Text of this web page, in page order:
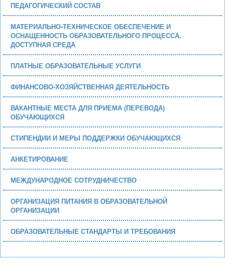
ПЕДАГОГИЧЕСКИЙ СОСТАВ
МАТЕРИАЛЬНО-ТЕХНИЧЕСКОЕ ОБЕСПЕЧЕНИЕ И
ОСНАЩЕННОСТЬ ОБРАЗОВАТЕЛЬНОГО ПРОЦЕССА.
ДОСТУПНАЯ СРЕДА
ПЛАТНЫЕ ОБРАЗОВАТЕЛЬНЫЕ УСЛУГИ
ФИНАНСОВО-ХОЗЯЙСТВЕННАЯ ДЕЯТЕЛЬНОСТЬ
ВАКАНТНЫЕ МЕСТА ДЛЯ ПРИЕМА (ПЕРЕВОДА)
ОБУЧАЮЩИХСЯ
СТИПЕНДИИ И МЕРЫ ПОДДЕРЖКИ ОБУЧАЮЩИХСЯ
АНКЕТИРОВАНИЕ
МЕЖДУНАРОДНОЕ СОТРУДНИЧЕСТВО
ОРГАНИЗАЦИЯ ПИТАНИЯ В ОБРАЗОВАТЕЛЬНОЙ
ОРГАНИЗАЦИИ
ОБРАЗОВАТЕЛЬНЫЕ СТАНДАРТЫ И ТРЕБОВАНИЯ